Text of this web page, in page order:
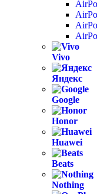
Vivo
Яндекс
Google
Honor
Huawei
Beats
Nothing